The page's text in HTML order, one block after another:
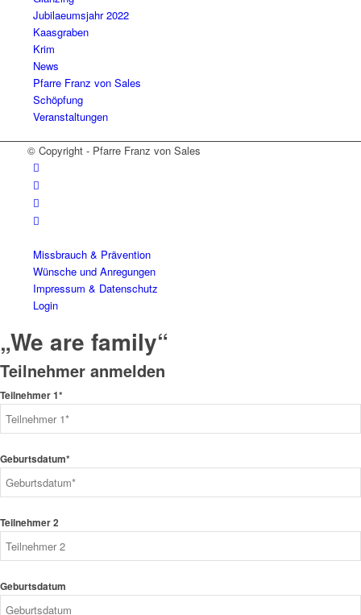
Jubilaeumsjahr 2022
Kaasgraben
Krim
News
Pfarre Franz von Sales
Schöpfung
Veranstaltungen
© Copyright - Pfarre Franz von Sales
Missbrauch & Prävention
Wünsche und Anregungen
Impressum & Datenschutz
Login
„We are family“
Teilnehmer anmelden
Teilnehmer 1*
Geburtsdatum*
Teilnehmer 2
Geburtsdatum